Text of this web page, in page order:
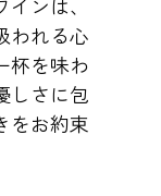
ンは、
われる心
杯を味わ
しさに包
をお約束